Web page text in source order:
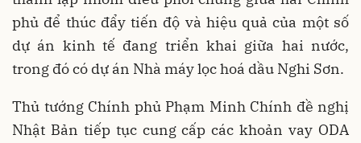
phủ để thúc đẩy tiến độ và hiệu quả của một số
dự án kinh tế đang triển khai giữa hai nước,
trong đó có dự án Nhà máy lọc hoá dầu Nghi Sơn.
Thủ tướng Chính phủ Phạm Minh Chính đề nghị
Nhật Bản tiếp tục cung cấp các khoản vay ODA